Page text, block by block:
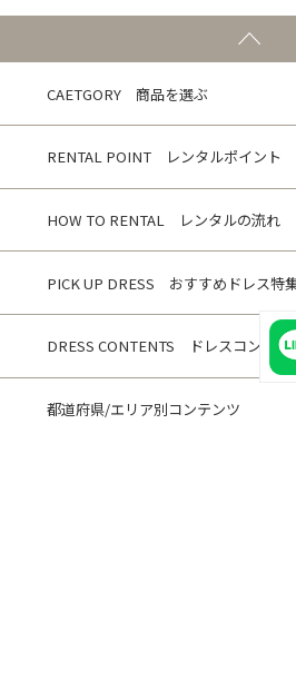
CAETGORY 商品を選ぶ
RENTAL POINT レンタルポイント
HOW TO RENTAL レンタルの流れ
PICK UP DRESS おすすめドレス特
DRESS CONTENTS ドレスコンテン
都道府県/エリア別コンテンツ